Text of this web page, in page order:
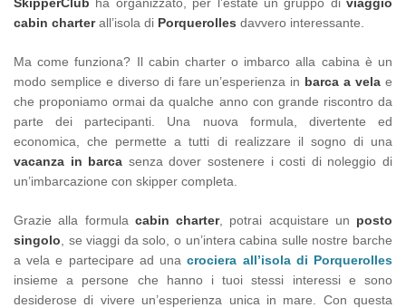
cabin charterall’isola di Porquerolles davvero interessante.
Ma come funziona? Il cabin charter o imbarco alla cabina è un
modo semplice e diverso di fare un’esperienza in barca a vela e
che proponiamo ormai da qualche anno con grande riscontro da
parte dei partecipanti. Una nuova formula, divertente ed
economica, che permette a tutti di realizzare il sogno di una
vacanza in barca senza dover sostenere i costi di noleggio di
un’imbarcazione con skipper completa.
Grazie alla formula cabin charter, potrai acquistare un posto
singolo , se viaggi da solo, o un’intera cabina sulle nostre barche
a vela e partecipare ad unacrociera all’isola di Porquerolles
insieme a persone che hanno i tuoi stessi interessi e sono
desiderose di vivere un’esperienza unica in mare. Con questa